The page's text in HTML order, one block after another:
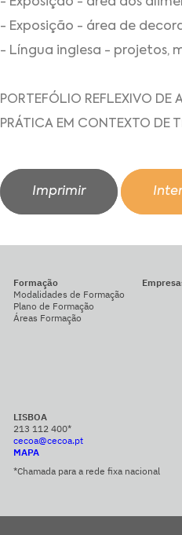
- Exposição - área de
- Língua inglesa - projetos,
PORTEFÓLIO REFLEXIVO DE
PRÁTICA EM CONTEXTO DE
Imprimir
Formação
Modalidades de Formação
Plano de Formação
Áreas Formação
LISBOA
213 112 400*
cecoa@cecoa.pt
MAPA
*Chamada para a rede fixa nacional